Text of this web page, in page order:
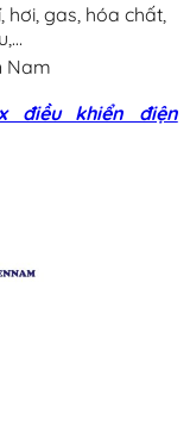
hơi, gas, hóa chất,
Nam
điều khiển điện